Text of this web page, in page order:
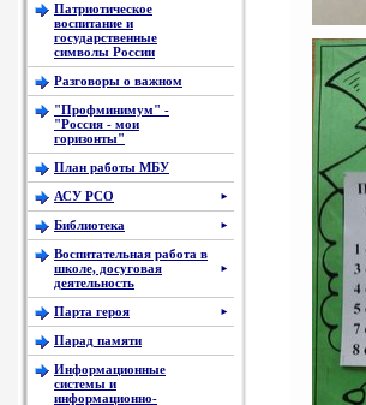
Патриотическое
воспитание и
государственные
символы России
Разговоры о важном
"Профминимум" -
"Россия - мои
горизонты"
План работы МБУ
АСУ РСО
►
Библиотека ►
Воспитательная работа в
школе, досуговая
деятельность
►
Парта героя ►
Парад памяти
Информационные
системы и
информационно-